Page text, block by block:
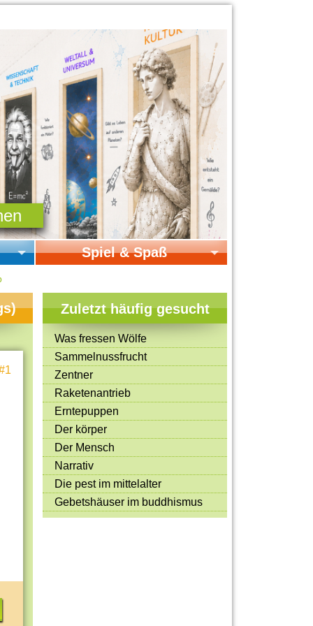
Spiel & Spaß
Online-Spiele
Mitmachen & Kreatives
Bücher & Filme
Quiz-Spiele
Spiele & Ideen
Jugendreporter
Rezeptideen
Game-Tests
Reisen, Events & Sport
E-Cards
Zuletzt häufig gesucht
Was fressen Wölfe
Sammelnussfrucht
Zentner
Raketenantrieb
Erntepuppen
Der körper
Der Mensch
Narrativ
Die pest im mittelalter
Gebetshäuser im buddhismus